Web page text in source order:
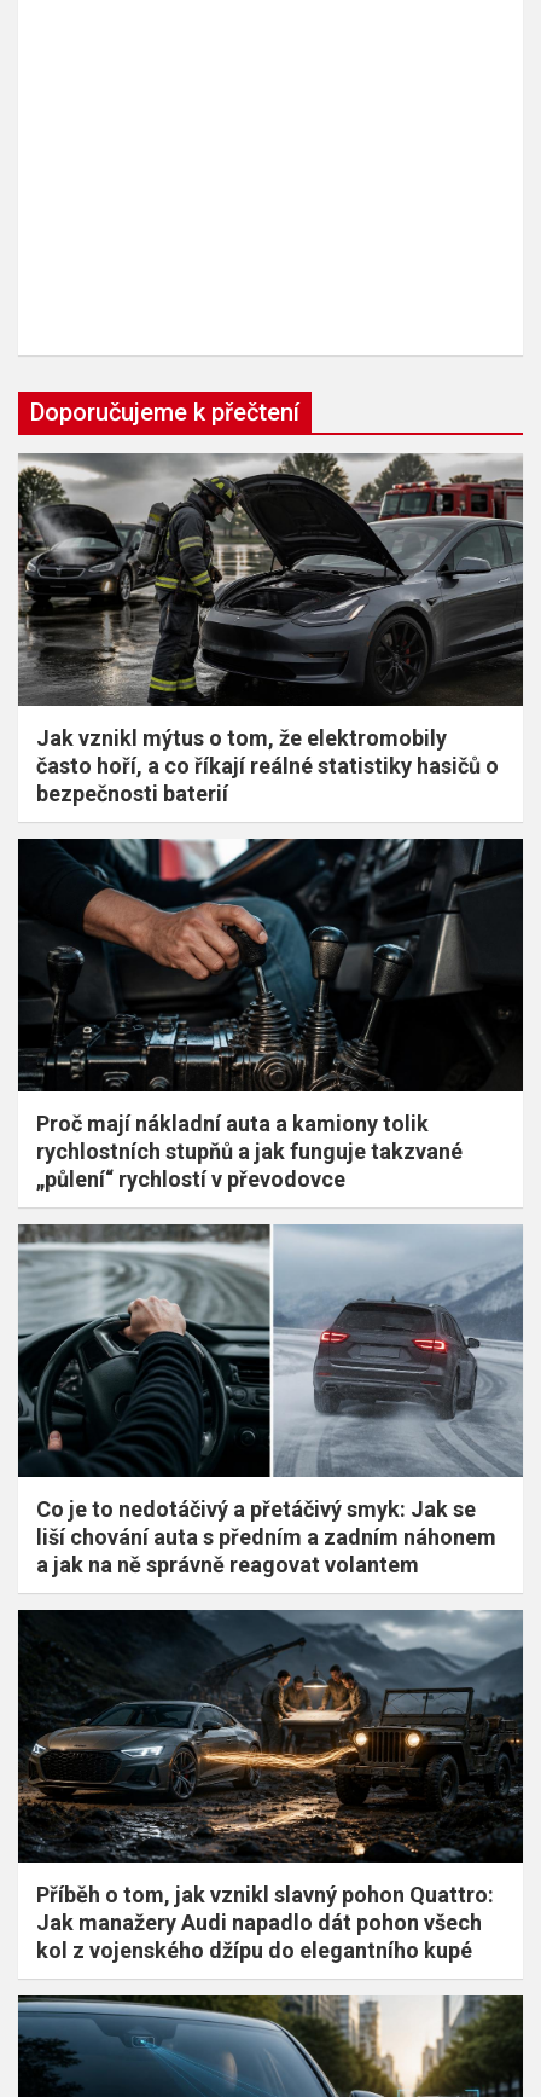
Doporučujeme k přečtení
Jak vznikl mýtus o tom, že elektromobily
často hoří, a co říkají reálné statistiky hasičů o
bezpečnosti baterií
Proč mají nákladní auta a kamiony tolik
rychlostních stupňů a jak funguje takzvané
„půlení“ rychlostí v převodovce
Co je to nedotáčivý a přetáčivý smyk: Jak se
liší chování auta s předním a zadním náhonem
a jak na ně správně reagovat volantem
Příběh o tom, jak vznikl slavný pohon Quattro:
Jak manažery Audi napadlo dát pohon všech
kol z vojenského džípu do elegantního kupé